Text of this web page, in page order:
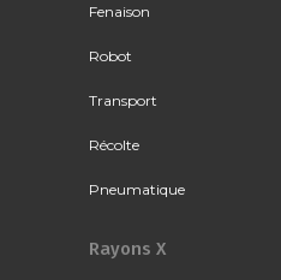
Fenaison
Robot
Transport
Récolte
Pneumatique
Rayons X